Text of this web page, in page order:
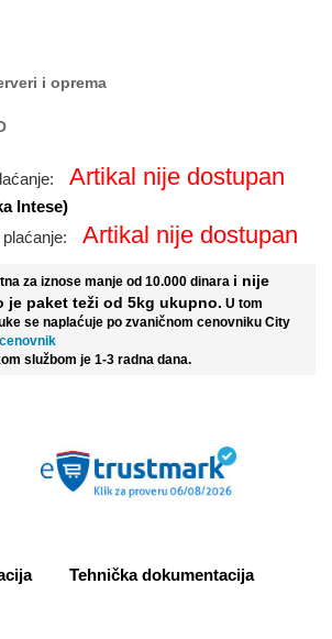
i oprema
Artikal nije dostupan
Intese)
Artikal nije dostupan
za iznose manje od 10.000 dinara i nije
je paket teži od 5kg ukupno. U tom
se naplaćuje po zvaničnom cenovniku City
službom je 1-3 radna dana.
Tehnička dokumentacija